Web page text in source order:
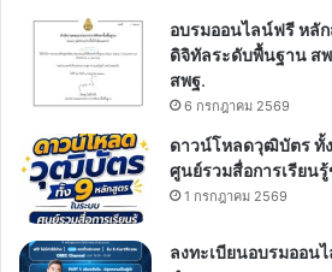
อบรมออนไลน์ฟรี หลั
ดิจิทัลระดับพื้นฐาน ส
สพฐ.
6 กรกฎาคม 2569
ดาวน์โหลดวุฒิบัตร ทั้
ศูนย์รวมสื่อการเรียน
1 กรกฎาคม 2569
ลงทะเบียนอบรมออน